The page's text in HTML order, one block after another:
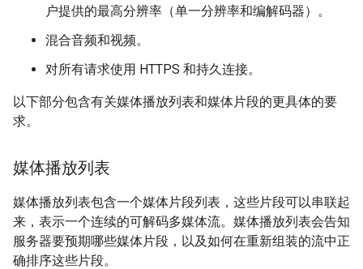
户提供的最高分辨率（单一分辨率和编解码器）。
混合音频和视频。
对所有请求使用 HTTPS 和持久连接。
以下部分包含有关媒体播放列表和媒体片段的更具体的要
求。
媒体播放列表
媒体播放列表包含一个媒体片段列表，这些片段可以串联起
来，表示一个连续的可解码多媒体流。媒体播放列表会告知
服务器要预期哪些媒体片段，以及如何在重新组装的流中正
确排序这些片段。